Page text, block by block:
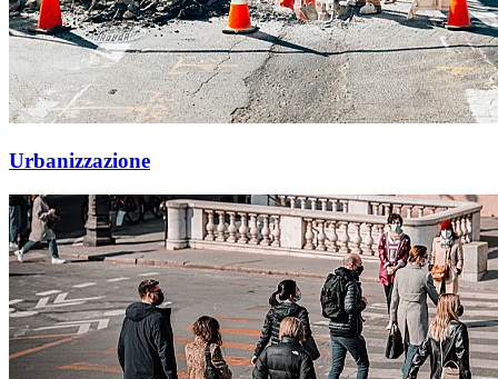
Urbanizzazione